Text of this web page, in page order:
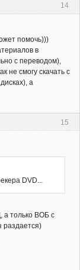
14
помочь)))
в
с переводом),
не смогу скачать с
а
15
DVD...
а только ВОБ с
раздается)